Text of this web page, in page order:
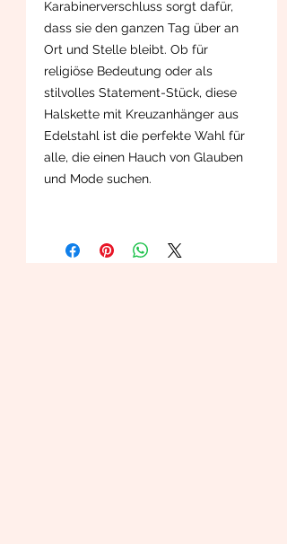
Karabinerverschluss sorgt dafür,
dass sie den ganzen Tag über an
Ort und Stelle bleibt. Ob für
religiöse Bedeutung oder als
stilvolles Statement-Stück, diese
Halskette mit Kreuzanhänger aus
Edelstahl ist die perfekte Wahl für
alle, die einen Hauch von Glauben
und Mode suchen.